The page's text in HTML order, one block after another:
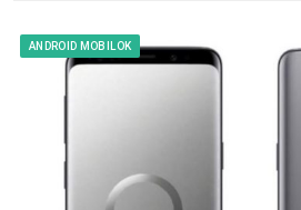
ANDROID MOBILOK